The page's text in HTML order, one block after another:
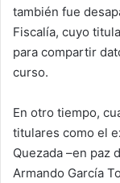
también fue
Fiscalía, cuyo
para compartir
curso.
En otro tiempo,
titulares como el
Quezada –en paz
Armando García